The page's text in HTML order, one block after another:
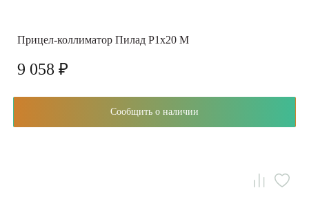
Прицел-коллиматор Пилад P1x20 М
9 058 ₽
Сообщить о наличии